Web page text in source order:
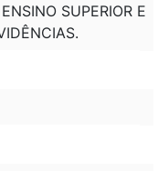
SUPERIOR E